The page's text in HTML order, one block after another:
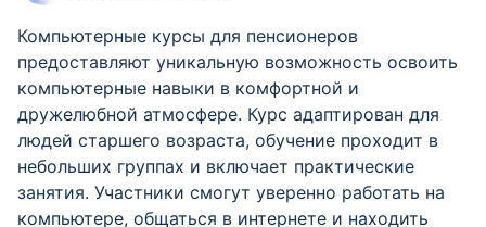
Компьютерные курсы для пенсионеров
предоставляют уникальную возможность освоить
компьютерные навыки в комфортной и
дружелюбной атмосфере. Курс адаптирован для
людей старшего возраста, обучение проходит в
небольших группах и включает практические
занятия. Участники смогут уверенно работать на
компьютере, общаться в интернете и находить